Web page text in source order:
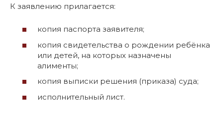
К заявлению прилагается:
копия паспорта заявителя;
копия свидетельства о рождении ребёнка
или детей, на которых назначены
алименты;
копия выписки решения (приказа) суда;
исполнительный лист.